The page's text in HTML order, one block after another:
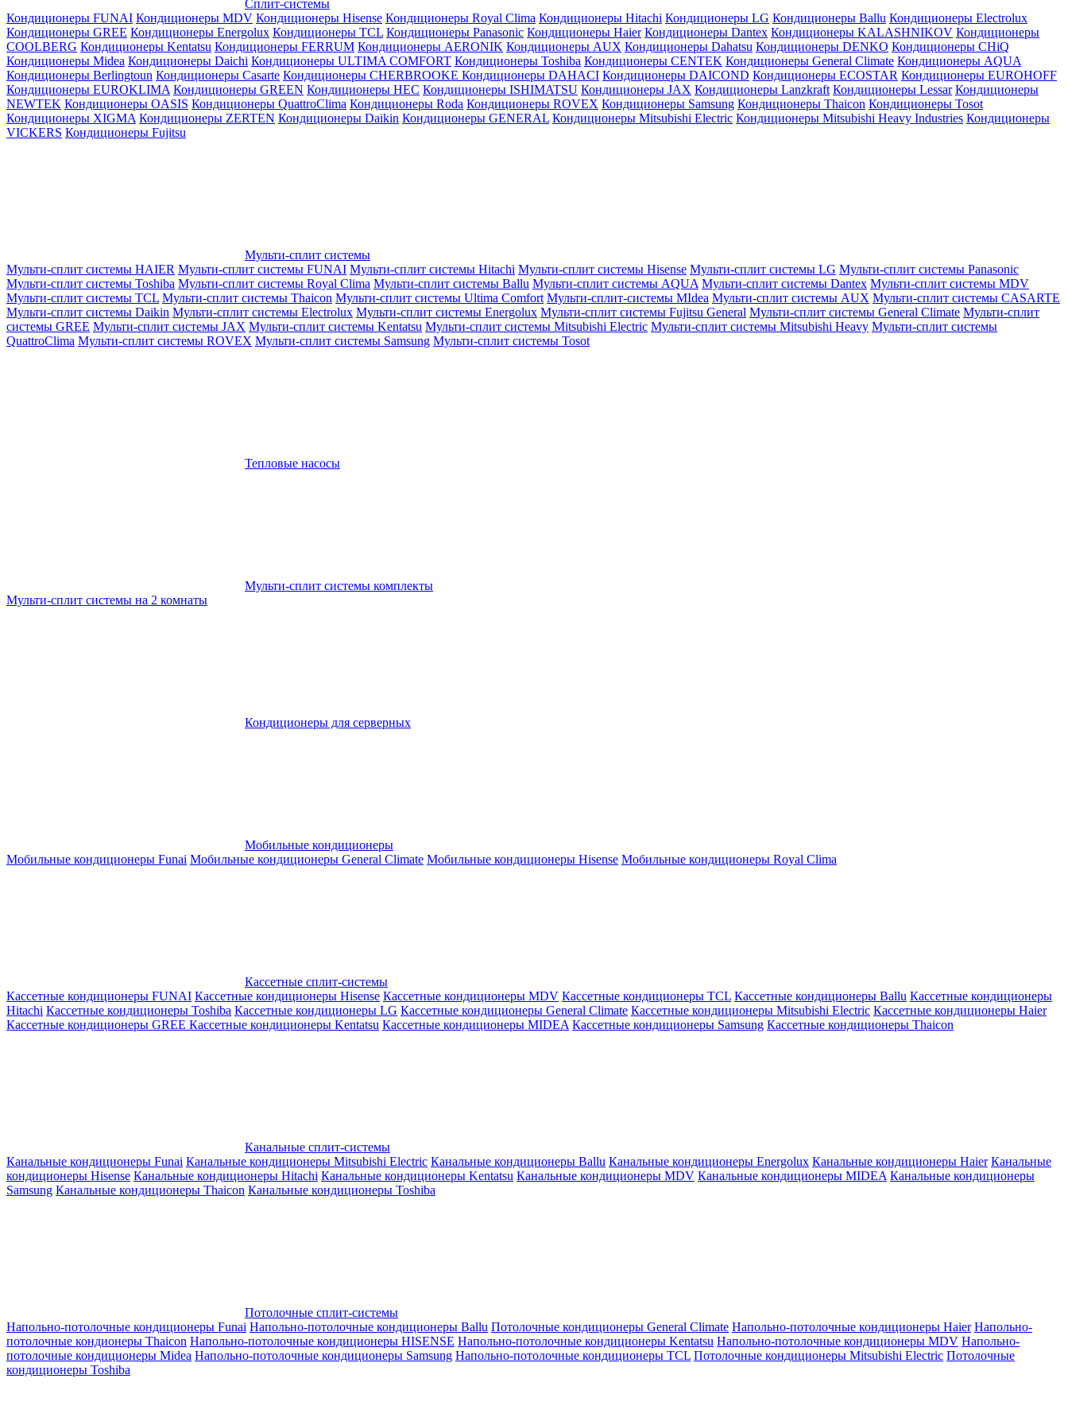
Сплит-системы
Кондиционеры FUNAI Кондиционеры MDV Кондиционеры Hisense Кондиционеры Royal Clima Кондиционеры Hitachi Кондиционеры LG Кондиционеры Ballu Кондиционеры Electrolux
Кондиционеры GREE Кондиционеры Energolux Кондиционеры TCL Кондиционеры Panasonic Кондиционеры Haier Кондиционеры Dantex Кондиционеры KALASHNIKOV Кондиционеры
СOOLBERG Кондиционеры Kentatsu Кондиционеры FERRUM Кондиционеры AERONIK Кондиционеры AUX Кондиционеры Dahatsu Кондиционеры DENKO Кондиционеры CHiQ
Кондиционеры Midea Кондиционеры Daichi Кондиционеры ULTIMA COMFORT Кондиционеры Toshiba Кондиционеры CENTEK Кондиционеры General Climate Кондиционеры AQUA
Кондиционеры Berlingtoun Кондиционеры Casarte Кондиционеры CHERBROOKE Кондиционеры DAHACI Кондиционеры DAICOND Кондиционеры ECOSTAR Кондиционеры EUROHOFF
Кондиционеры EUROKLIMA Кондиционеры GREEN Кондиционеры HEC Кондиционеры ISHIMATSU Кондиционеры JAX Кондиционеры Lanzkraft Кондиционеры Lessar Кондиционеры
NEWTEK Кондиционеры OASIS Кондиционеры QuattroClima Кондиционеры Roda Кондиционеры ROVEX Кондиционеры Samsung Кондиционеры Thaicon Кондиционеры Tosot
Кондиционеры XIGMA Кондиционеры ZERTEN Кондиционеры Daikin Кондиционеры GENERAL Кондиционеры Mitsubishi Electric Кондиционеры Mitsubishi Heavy Industries Кондиционеры
VICKERS Кондиционеры Fujitsu
Мульти-сплит системы
Мульти-сплит системы HAIER Мульти-сплит системы FUNAI Мульти-сплит системы Hitachi Мульти-сплит системы Hisense Мульти-сплит системы LG Мульти-сплит системы Panasonic
Мульти-сплит системы Toshiba Мульти-сплит системы Royal Clima Мульти-сплит системы Ballu Мульти-сплит системы AQUA Мульти-сплит системы Dantex Мульти-сплит системы MDV
Мульти-сплит системы TCL Мульти-сплит системы Thaicon Мульти-сплит системы Ultima Comfort Мульти-сплит-системы MIdea Мульти-сплит системы AUX Мульти-сплит системы CASARTE
Мульти-сплит системы Daikin Мульти-сплит системы Electrolux Мульти-сплит системы Energolux Мульти-сплит системы Fujitsu General Мульти-сплит системы General Climate Мульти-сплит
системы GREE Мульти-сплит системы JAX Мульти-сплит системы Kentatsu Мульти-сплит системы Mitsubishi Electric Мульти-сплит системы Mitsubishi Heavy Мульти-сплит системы
QuattroClima Мульти-сплит системы ROVEX Мульти-сплит системы Samsung Мульти-сплит системы Tosot
Тепловые насосы
Мульти-сплит системы комплекты
Мульти-сплит системы на 2 комнаты
Кондиционеры для серверных
Мобильные кондиционеры
Мобильные кондиционеры Funai Мобильные кондиционеры General Climate Мобильные кондиционеры Hisense Мобильные кондиционеры Royal Clima
Кассетные сплит-системы
Кассетные кондиционеры FUNAI Кассетные кондиционеры Hisense Кассетные кондиционеры MDV Кассетные кондиционеры TCL Кассетные кондиционеры Ballu Кассетные кондиционеры
Hitachi Кассетные кондиционеры Toshiba Кассетные кондиционеры LG Кассетные кондиционеры General Climate Кассетные кондиционеры Mitsubishi Electric Кассетные кондиционеры Haier
Кассетные кондиционеры GREE Кассетные кондиционеры Kentatsu Кассетные кондиционеры MIDEA Кассетные кондиционеры Samsung Кассетные кондиционеры Thaicon
Канальные сплит-системы
Канальные кондиционеры Funai Канальные кондиционеры Mitsubishi Electric Канальные кондиционеры Ballu Канальные кондиционеры Energolux Канальные кондиционеры Haier Канальные
кондиционеры Hisense Канальные кондиционеры Hitachi Канальные кондиционеры Kentatsu Канальные кондиционеры MDV Канальные кондиционеры MIDEA Канальные кондиционеры
Samsung Канальные кондиционеры Thaicon Канальные кондиционеры Toshiba
Потолочные сплит-системы
Напольно-потолочные кондиционеры Funai Напольно-потолочные кондиционеры Ballu Потолочные кондиционеры General Climate Напольно-потолочные кондиционеры Haier Напольно-
потолочные кондионеры Thaicon Напольно-потолочные кондиционеры HISENSE Напольно-потолочные кондиционеры Kentatsu Напольно-потолочные кондиционеры MDV Напольно-
потолочные кондиционеры Midea Напольно-потолочные кондиционеры Samsung Напольно-потолочные кондиционеры TCL Потолочные кондиционеры Mitsubishi Electric Потолочные
кондиционеры Toshiba